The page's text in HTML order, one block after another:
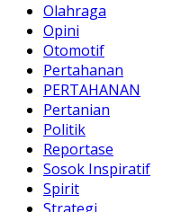
Olahraga
Opini
Otomotif
Pertahanan
PERTAHANAN
Pertanian
Politik
Reportase
Sosok Inspiratif
Spirit